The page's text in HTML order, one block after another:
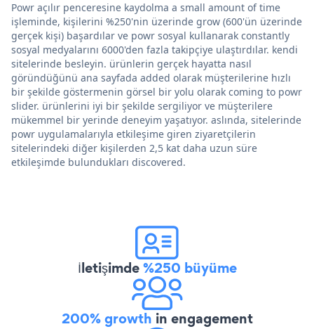
Powr açılır penceresine kaydolma a small amount of time
işleminde, kişilerini %250'nin üzerinde grow (600'ün üzerinde
gerçek kişi) başardılar ve powr sosyal kullanarak constantly
sosyal medyalarını 6000'den fazla takipçiye ulaştırdılar. kendi
sitelerinde besleyin. ürünlerin gerçek hayatta nasıl
göründüğünü ana sayfada added olarak müşterilerine hızlı
bir şekilde göstermenin görsel bir yolu olarak coming to powr
slider. ürünlerini iyi bir şekilde sergiliyor ve müşterilere
mükemmel bir yerinde deneyim yaşatıyor. aslında, sitelerinde
powr uygulamalarıyla etkileşime giren ziyaretçilerin
sitelerindeki diğer kişilerden 2,5 kat daha uzun süre
etkileşimde bulundukları discovered.
İletişimde%250 büyüme
200% growth in engagement